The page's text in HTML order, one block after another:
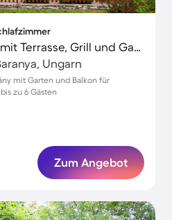
Schönes Ferienhaus mit Terrasse, Grill und Garten
Ungarn
mit Garten und Balkon für
zu 6 Gästen
Zum Angebot